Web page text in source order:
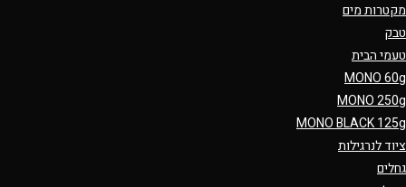
מקטרות מים
טבק
טעמי הבית
MONO 60g
MONO 250g
MONO BLACK 125g
ציוד לנרגילות
גחלים